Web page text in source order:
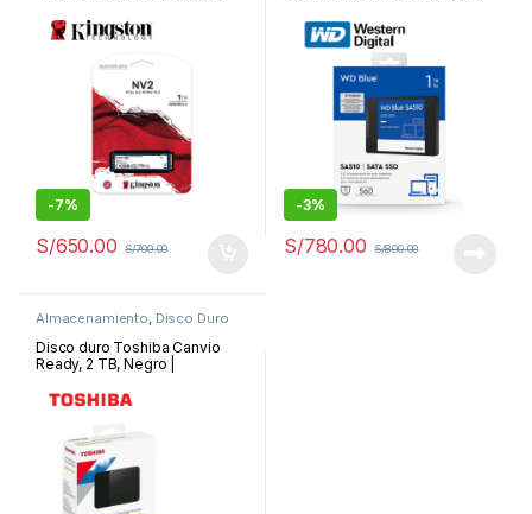
-7%
S/650.00 S/700.00
-3%
S/780.00 S/800.00
Almacenamiento Disco Duro
Disco duro Toshiba Canvio
Ready, 2 TB, Negro |